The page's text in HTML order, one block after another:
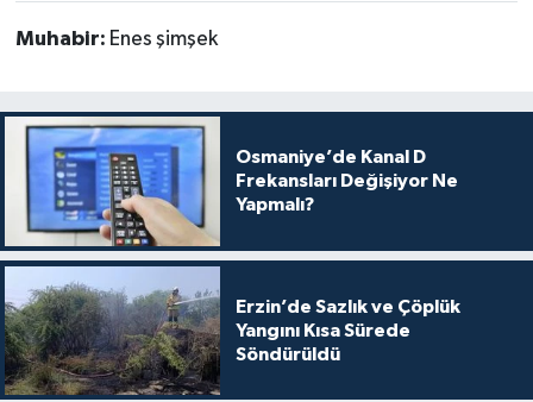
Muhabir: Enes şimşek
Osmaniye’de Kanal D
Frekansları Değişiyor Ne
Yapmalı?
Erzin’de Sazlık ve Çöplük
Yangını Kısa Sürede
Söndürüldü